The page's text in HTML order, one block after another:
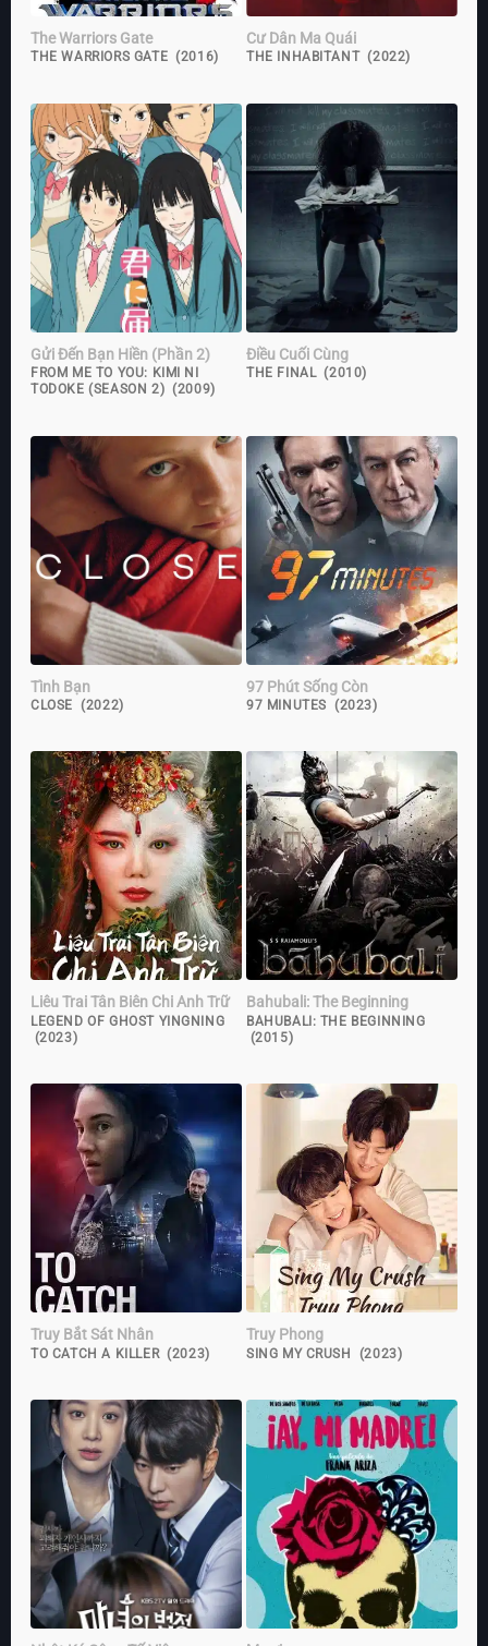
The Warriors Gate
THE WARRIORS GATE (2016)
Cư Dân Ma Quái
THE INHABITANT (2022)
Gửi Đến Bạn Hiền (Phần 2)
FROM ME TO YOU: KIMI NI
TODOKE (SEASON 2) (2009)
Điều Cuối Cùng
THE FINAL (2010)
Tình Bạn
CLOSE (2022)
97 Phút Sống Còn
97 MINUTES (2023)
Liêu Trai Tân Biên Chi Anh Trữ
LEGEND OF GHOST YINGNING
(2023)
Bahubali: The Beginning
BAHUBALI: THE BEGINNING
(2015)
Truy Bắt Sát Nhân
TO CATCH A KILLER (2023)
Truy Phong
SING MY CRUSH (2023)